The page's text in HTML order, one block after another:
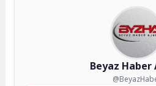
Beyaz Haber